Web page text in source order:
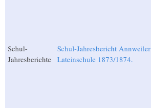
Schul-
Jahresberichte
Schul-Jahresbericht Annweiler
Lateinschule 1873/1874.